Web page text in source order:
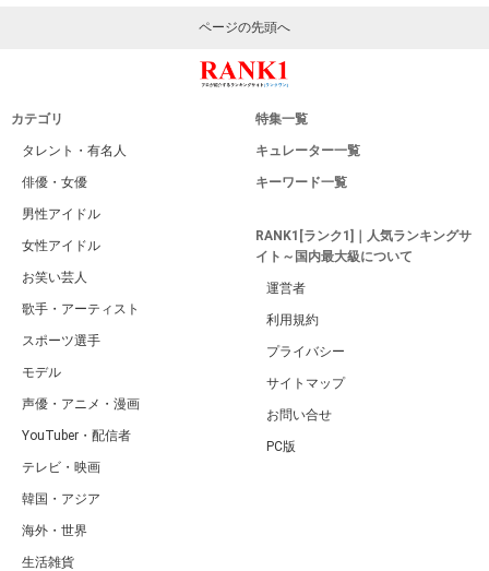
ページの先頭へ
カテゴリ
タレント・有名人
俳優・女優
男性アイドル
女性アイドル
お笑い芸人
歌手・アーティスト
スポーツ選手
モデル
声優・アニメ・漫画
YouTuber・配信者
テレビ・映画
韓国・アジア
海外・世界
生活雑貨
特集一覧
キュレーター一覧
キーワード一覧
RANK1[ランク1]｜人気ランキングサ
イト～国内最大級について
運営者
利用規約
プライバシー
サイトマップ
お問い合せ
PC版